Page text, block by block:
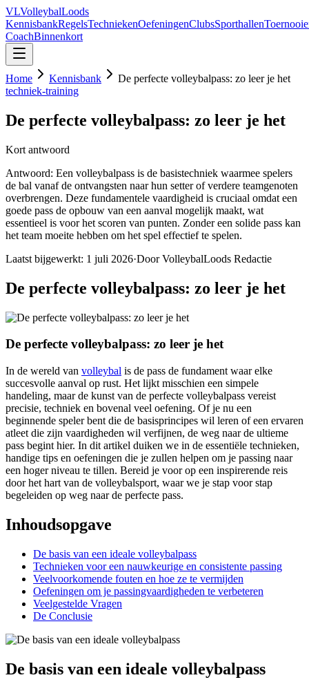
VLVolleybalLoods
KennisbankRegelsTechniekenOefeningenClubsSporthallen
CoachBinnenkort
Home Kennisbank
De perfecte volleybalpass: zo leer je het
techniek-training
De perfecte volleybalpass: zo leer je het
Kort antwoord
Antwoord: Een volleybalpass is de basistechniek waarmee ⁣spelers
de⁣ bal ⁣vanaf de⁢ ontvangsten naar hun setter of verdere teamgenoten
overbrengen. Deze fundamentele vaardigheid is cruciaal omdat een
goede pass de opbouw van een aanval mogelijk maakt, wat
essentieel⁢ is voor het scoren ⁤van punten. ⁣Zonder een solide pass kan
het team moeite hebben om het spel effectief te spelen.
Laatst bijgewerkt: 1 juli 2026·Door VolleybalLoods Redactie
De perfecte volleybalpass: zo leer je het
De perfecte volleybalpass: zo leer ⁢je het
In de⁢ wereld van volleybal is⁤ de⁣ pass⁤ de fundament waar elke
succesvolle aanval op rust.⁣ Het lijkt misschien‍ een simpele
handeling, maar ‍de kunst ⁣van de perfecte volleybalpass⁤ vereist
precisie, techniek‍ en bovenal​ veel oefening. ⁣Of je nu een
beginnende speler ​bent die de⁤ basisprincipes​ wil leren⁤ of een ervaren
⁢atleet die zijn vaardigheden wil verfijnen,⁤ de weg naar de ⁣ultieme
pass begint hier. In dit​ artikel duiken⁣ we in de⁣ essentiële technieken,
handige tips en‍ oefeningen ⁣die je zullen helpen om je passing naar⁢
een hoger ⁢niveau ​te tillen. Bereid je voor op een inspirerende reis⁣
door het⁢ hart van de ‍volleybalsport, waar we je stap voor stap
begeleiden‌ op ⁢weg ⁤naar de perfecte pass.
Inhoudsopgave
De ​basis van ‍een ideale volleybalpass
Technieken voor⁢ een nauwkeurige​ en consistente⁣ passing
Veelvoorkomende fouten en hoe ze te vermijden
Oefeningen om je passingvaardigheden te verbeteren
Veelgestelde Vragen
De Conclusie
De basis ⁣van een ⁤ideale volleybalpass